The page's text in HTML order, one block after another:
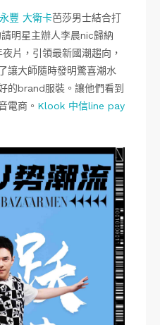
豐 大衛卡芭莎男士結合打
明星主辦人李晨nic歸納
片，引領最新國潮趨向，
讓大師隨時發明驚喜潮水
的brand服裝。讓他們看到
電商。 Klook 中信line pay